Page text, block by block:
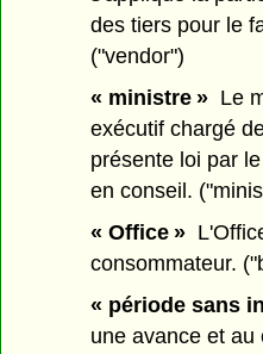
des tiers pour le
("vendor")
« ministre » Le
exécutif chargé
présente loi par
en conseil.
« Office »
consommateur.
« période sans
une avance et